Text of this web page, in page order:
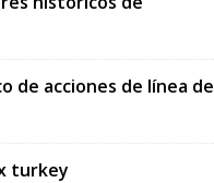
de acciones de línea de
turkey